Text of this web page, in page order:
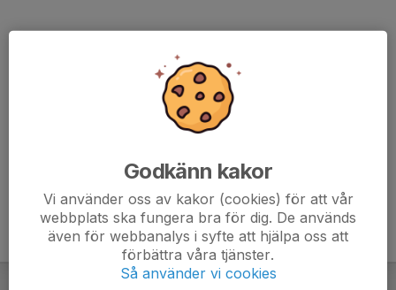
Godkänn kakor
Vi använder oss av kakor (cookies) för att vår
webbplats ska fungera bra för dig. De används
även för webbanalys i syfte att hjälpa oss att
förbättra våra tjänster.
Så använder vi cookies